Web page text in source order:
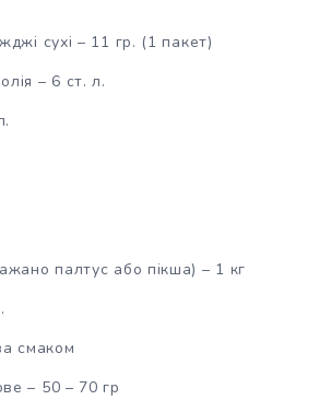
сухі – 11 гр. (1 пакет)
– 6 ст. л.
палтус або пікша) – 1 кг
смаком
– 50 – 70 гр